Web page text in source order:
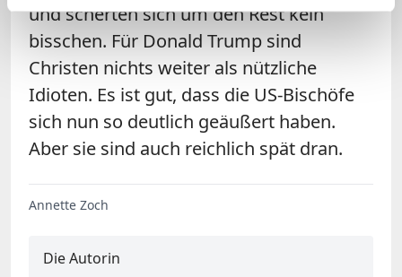
und scherten sich um den Rest kein
bisschen. Für Donald Trump sind
Christen nichts weiter als nützliche
Idioten. Es ist gut, dass die US-Bischöfe
sich nun so deutlich geäußert haben.
Aber sie sind auch reichlich spät dran.
Annette Zoch
Die Autorin